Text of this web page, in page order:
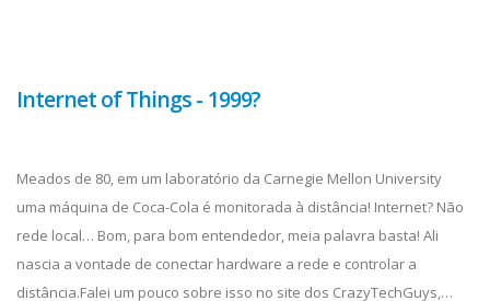
Internet of Things - 1999?
Meados de 80, em um laboratório da Carnegie Mellon University
uma máquina de Coca-Cola é monitorada à distância! Internet? Não
rede local… Bom, para bom entendedor, meia palavra basta! Ali
nascia a vontade de conectar hardware a rede e controlar a
distância.Falei um pouco sobre isso no site dos CrazyTechGuys,